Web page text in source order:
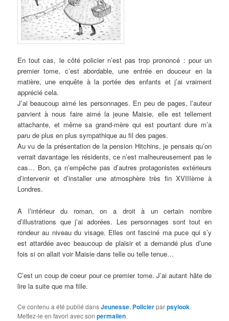
En tout cas, le côté policier n’est pas trop prononcé : pour un
premier tome, c’est abordable, une entrée en douceur en la
matière, une enquête à la portée des enfants et j’ai vraiment
apprécié cela.
J’ai beaucoup aimé les personnages. En peu de pages, l’auteur
parvient à nous faire aimé la jeune Maisie, elle est tellement
attachante, et même sa grand-mère qui est pourtant dure m’a
paru de plus en plus sympathique au fil des pages.
Au vu de la présentation de la pension Hitchins, je pensais qu’on
verrait davantage les résidents, ce n’est malheureusement pas le
cas… Bon, ça n’empêche pas d’autres protagonistes extérieurs
d’intervenir et d’installer une atmosphère très fin XVIIIème à
Londres.
A l’intérieur du roman, on a droit à un certain nombre
d’illustrations que j’ai adorées. Les personnages sont tout en
rondeur au niveau du visage. Elles ont fasciné ma puce qui s’y
est attardée avec beaucoup de plaisir et a demandé plus d’une
fois si on allait voir Maisie dans telle ou telle tenue…
C’est un coup de coeur pour ce premier tome. J’ai autant hâte de
lire la suite que ma fille.
Ce contenu a été publié dansJeunesse, Policierparpsylook.
Mettez-le en favori avec sonpermalien.